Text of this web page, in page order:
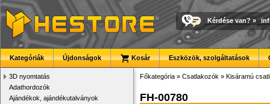
Kérdése van? »
Kategóriák Újdonságok Kosár Eszközök, szolgáltatások
3D nyomtatás
Adathordozók
Ajándékok, ajándékutalványok
Főkategória » Csatlakozók » Kisáramú
FH-00780